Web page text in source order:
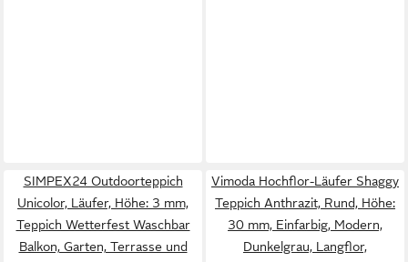
SIMPEX24 Outdoorteppich
Unicolor, Läufer, Höhe: 3 mm,
Teppich Wetterfest Waschbar
Balkon, Garten, Terrasse und
Vimoda Hochflor-Läufer Shaggy
Teppich Anthrazit, Rund, Höhe:
30 mm, Einfarbig, Modern,
Dunkelgrau, Langflor,